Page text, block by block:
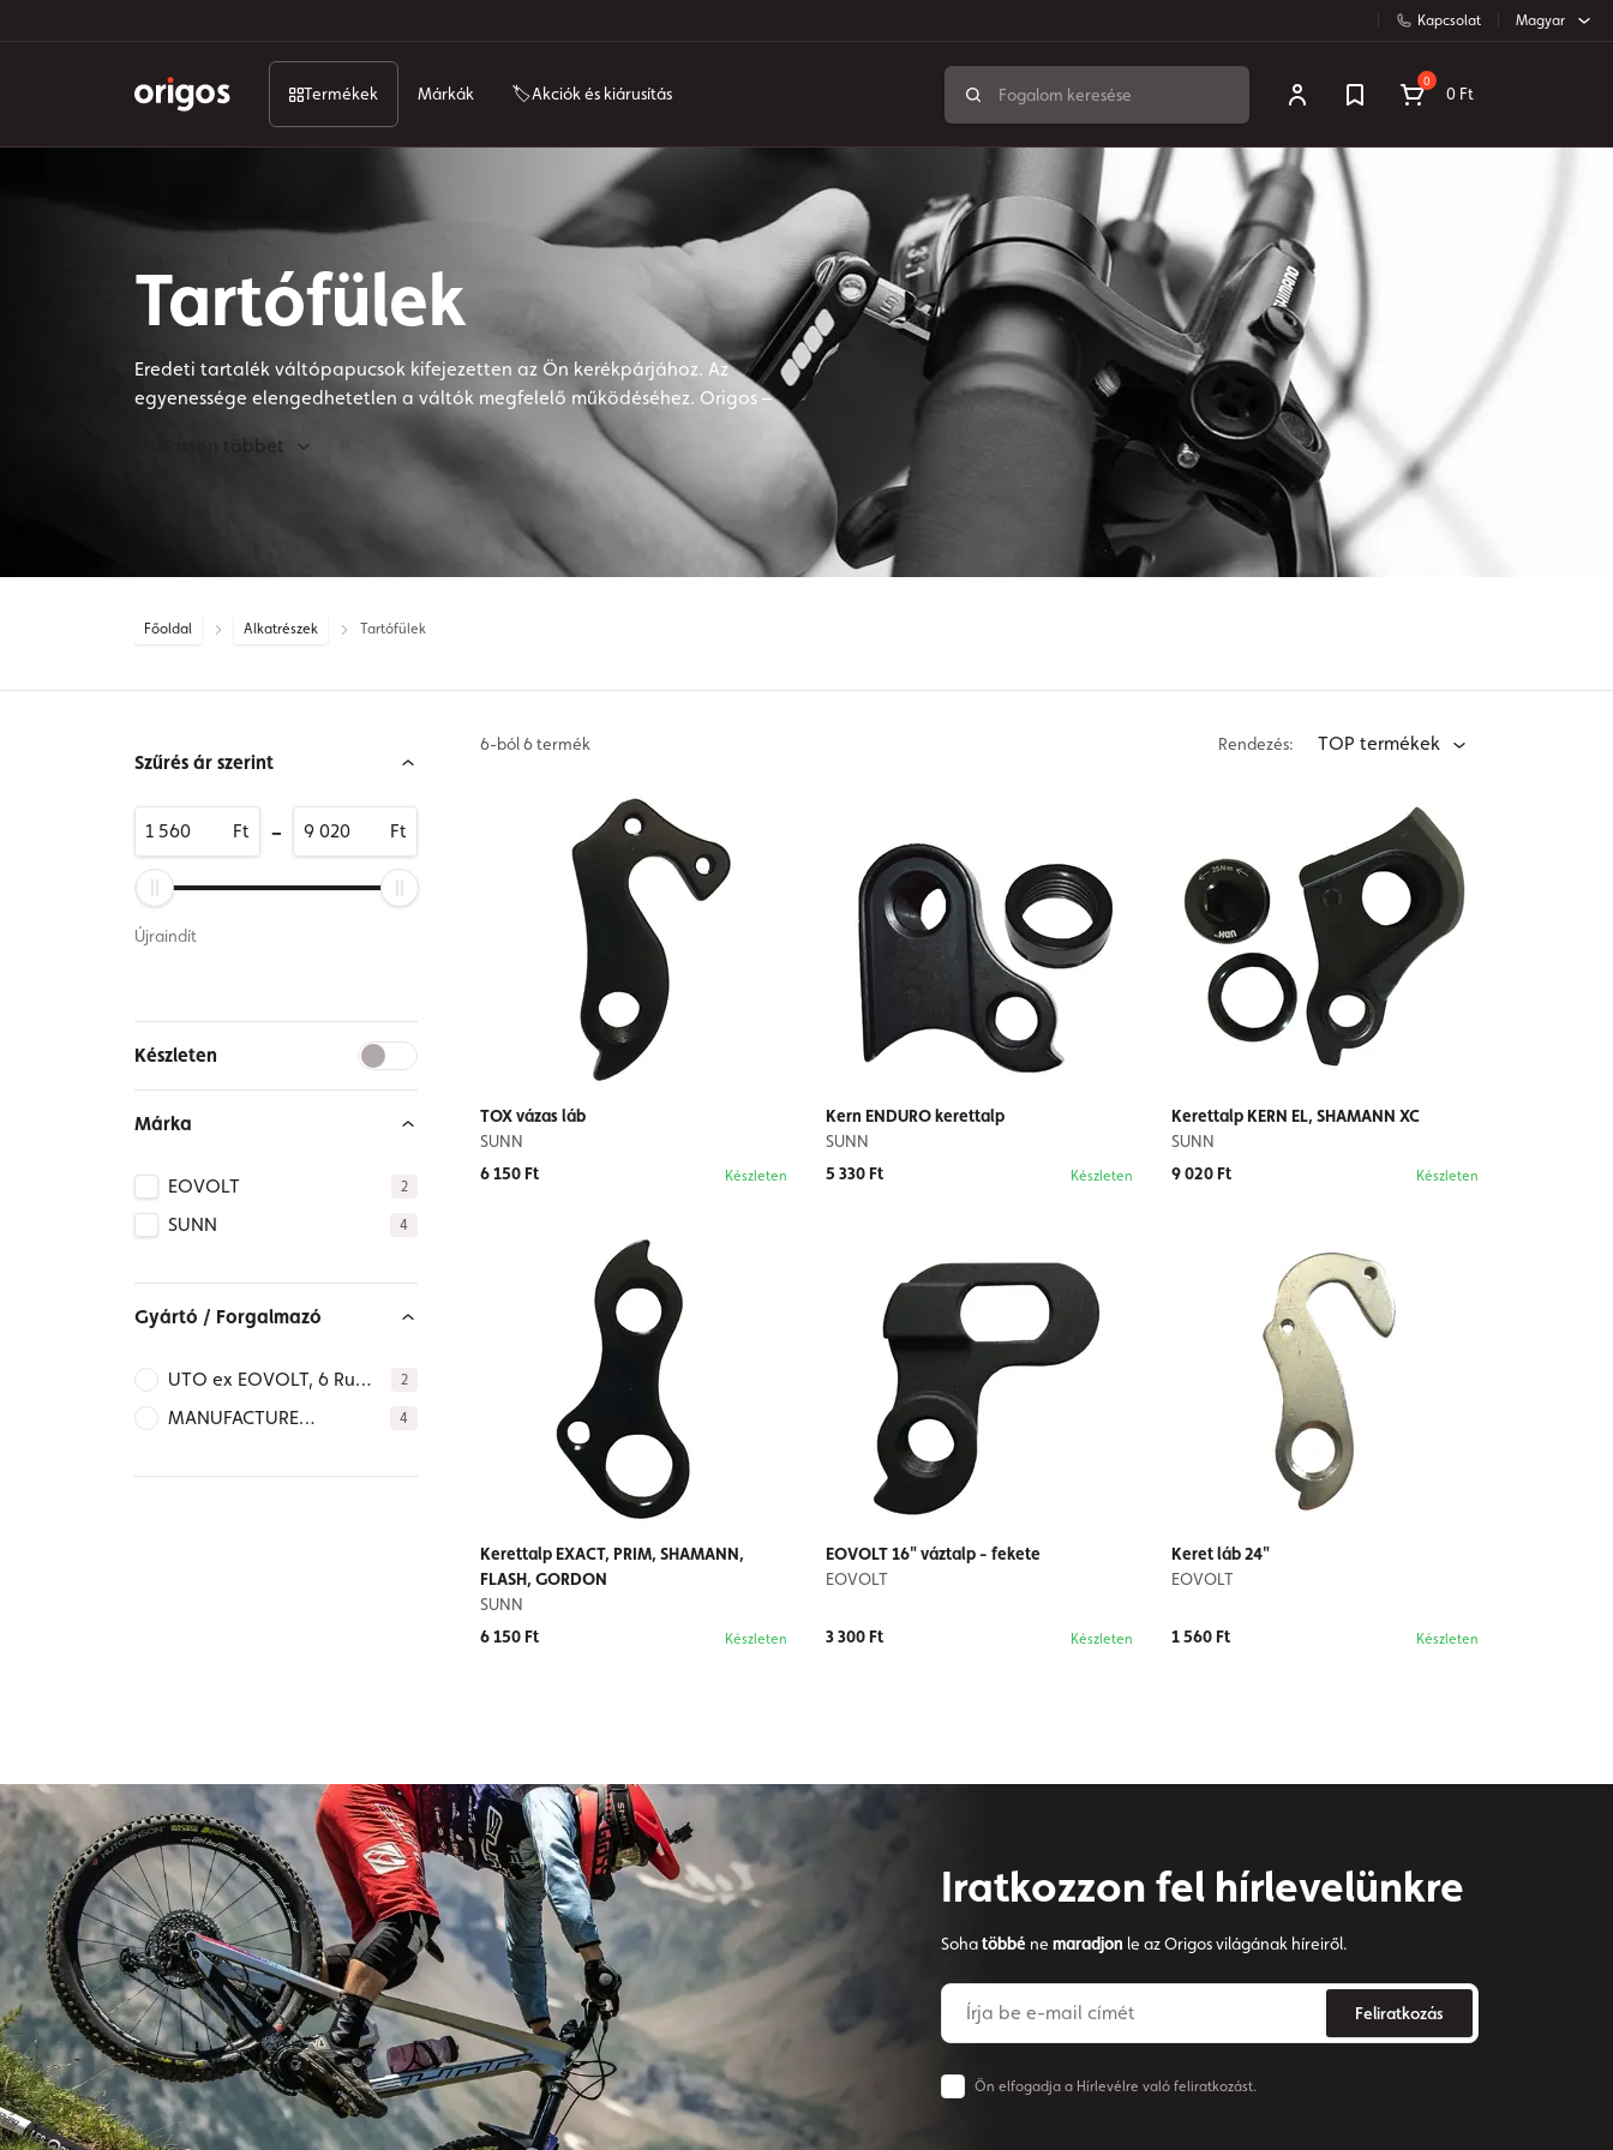
Kapcsolat Magyar
Termékek Márkák 🏷️Akciók és kiárusítás
0
0 Ft
Tartófülek
Eredeti tartalék váltópapucsok kifejezetten az Ön kerékpárjához. Az
egyenessége elengedhetetlen a váltók megfelelő működéséhez. Origos –
Mutasson többet
Főoldal Alkatrészek Tartófülek
Szűrés ár szerint
Ft - Ft
Újraindít
Készleten
Márka
EOVOLT 2
SUNN 4
Gyártó / Forgalmazó
UTO ex EOVOLT, 6 Rue
Georges Besse, 69740
2
MANUFACTURE
SASU, 27 Rue Marcel
4
6-ból 6 termék Rendezés: TOP termékek
TOX vázas láb
SUNN
6 150 Ft
Készleten
Kern ENDURO kerettalp
SUNN
5 330 Ft
Készleten
Kerettalp KERN EL, SHAMANN XC
SUNN
9 020 Ft
Készleten
Kerettalp EXACT, PRIM, SHAMANN,
FLASH, GORDON
SUNN
6 150 Ft
Készleten
EOVOLT 16" váztalp - fekete
EOVOLT
3 300 Ft Készleten
Keret láb 24"
EOVOLT
1 560 Ft Készleten
Iratkozzon fel hírlevelünkre
Sohatöbbé ne maradjon le az Origos világának híreiről.
Feliratkozás
Ön elfogadja a Hírlevélre való feliratkozást.